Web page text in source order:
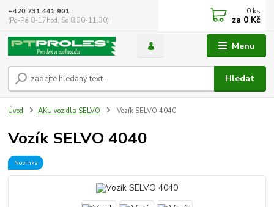
Menu
Hledat
+420 731 441 901
(Po-Pá 8-17hod, So 8.30-11.30)
0 ks
za 0 Kč
Úvod AKU vozidla SELVO Vozík SELVO 4040
Vozík SELVO 4040
Novinka